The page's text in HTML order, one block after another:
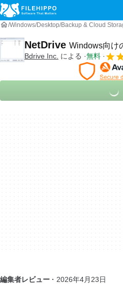
Windows Desktop Backup & Cloud
NetDrive Windows向け
Bdrive Inc. による 無料
編集者レビュー · 2026年4月23日